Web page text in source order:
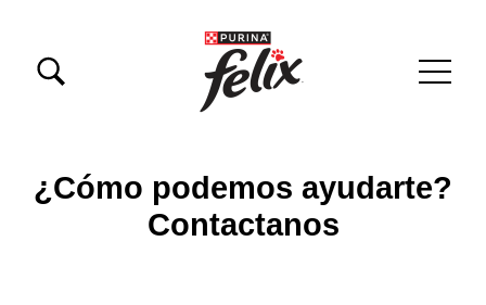
¿Cómo podemos ayudarte?
Contactanos